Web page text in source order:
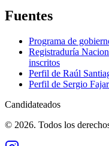
Fuentes
Programa de
Registraduría
inscritos
Perfil de Raúl
Perfil de Sergio
Candidateados
© 2026. Todos los